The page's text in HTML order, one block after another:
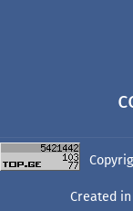
Created in